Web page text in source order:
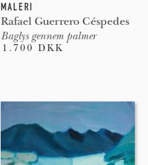
MALERI
Rafael Guerrero Céspedes
Baglys gennem palmer
1.700 DKK